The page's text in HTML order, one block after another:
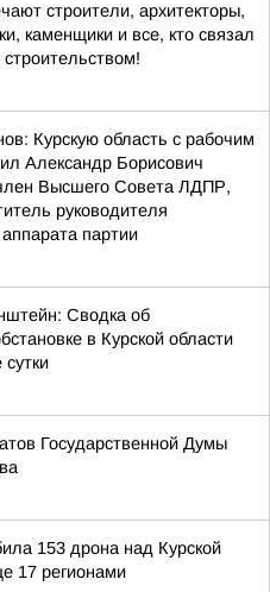
строители, архитекторы,
каменщики и все, кто связал
Курскую область с рабочим
Александр Борисович
Высшего Совета ЛДПР,
руководителя
партии
Сводка об
в Курской области
Государственной Думы
153 дрона над Курской
17 регионами